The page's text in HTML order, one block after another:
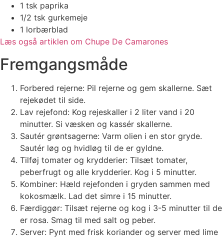
1 tsk paprika
1/2 tsk gurkemeje
1 lorbærblad
Læs også artiklen om Chupe De Camarones
Fremgangsmåde
Forbered rejerne: Pil rejerne og gem skallerne. Sæt
rejekødet til side.
Lav rejefond: Kog rejeskaller i 2 liter vand i 20
minutter. Si væsken og kassér skallerne.
Sautér grøntsagerne: Varm olien i en stor gryde.
Sautér løg og hvidløg til de er gyldne.
Tilføj tomater og krydderier: Tilsæt tomater,
peberfrugt og alle krydderier. Kog i 5 minutter.
Kombiner: Hæld rejefonden i gryden sammen med
kokosmælk. Lad det simre i 15 minutter.
Færdiggør: Tilsæt rejerne og kog i 3-5 minutter til de
er rosa. Smag til med salt og peber.
Server: Pynt med frisk koriander og server med lime